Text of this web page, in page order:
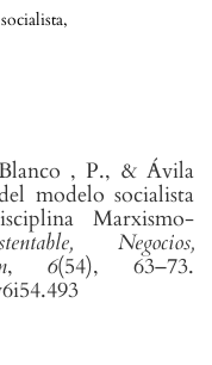
,
, P., & Ávila
modelo socialista
Marxismo-
Negocios,
, 6(54), 63–73.